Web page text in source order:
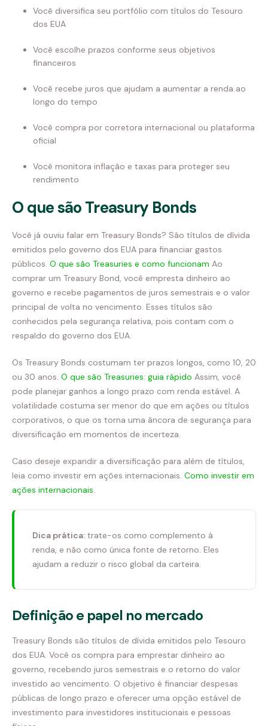
Você diversifica seu portfólio com títulos do Tesouro
dos EUA
Você escolhe prazos conforme seus objetivos
financeiros
Você recebe juros que ajudam a aumentar a renda ao
longo do tempo
Você compra por corretora internacional ou plataforma
oficial
Você monitora inflação e taxas para proteger seu
rendimento
O que são Treasury Bonds
Você já ouviu falar em Treasury Bonds? São títulos de dívida
emitidos pelo governo dos EUA para financiar gastos
públicos. O que são Treasuries e como funcionam Ao
comprar um Treasury Bond, você empresta dinheiro ao
governo e recebe pagamentos de juros semestrais e o valor
principal de volta no vencimento. Esses títulos são
conhecidos pela segurança relativa, pois contam com o
respaldo do governo dos EUA.
Os Treasury Bonds costumam ter prazos longos, como 10, 20
ou 30 anos. O que são Treasuries: guia rápido Assim, você
pode planejar ganhos a longo prazo com renda estável. A
volatilidade costuma ser menor do que em ações ou títulos
corporativos, o que os torna uma âncora de segurança para
diversificação em momentos de incerteza.
Caso deseje expandir a diversificação para além de títulos,
leia como investir em ações internacionais. Como investir em
ações internacionais
Dica prática: trate-os como complemento à
renda, e não como única fonte de retorno. Eles
ajudam a reduzir o risco global da carteira.
Definição e papel no mercado
Treasury Bonds são títulos de dívida emitidos pelo Tesouro
dos EUA. Você os compra para emprestar dinheiro ao
governo, recebendo juros semestrais e o retorno do valor
investido ao vencimento. O objetivo é financiar despesas
públicas de longo prazo e oferecer uma opção estável de
investimento para investidores institucionais e pessoas